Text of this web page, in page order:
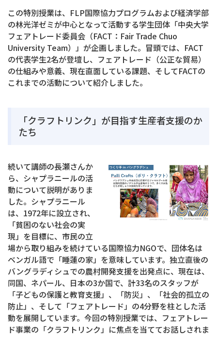
この特別授業は、FLP国際協力プログラムおよび経済学部
の林光洋ゼミが中心となって活動する学生団体「中央大学
フェアトレード委員会（FACT：Fair Trade Chuo
University Team）」が企画しました。冒頭では、FACT
の代表学生2名が登壇し、フェアトレード（公正な貿易）
の仕組みや意義、現在直面している課題、そしてFACTの
これまでの活動について紹介しました。
「クラフトリンク」が目指す生産者支援のか
たち
続いて講師の長瀬さんか
ら、シャプラニールの活
動について説明がありま
した。シャプラニール
は、1972年に設立され、
「貧困のない社会の実
現」を目標に、市民の立
場から取り組みを続けている国際協力NGOで、団体名は
ベンガル語で「睡蓮の家」を意味しています。独立直後の
バングラディシュでの農村開発支援を出発点に、現在は、
同国、ネパール、日本の3か国で、計33名のスタッフが
「子どもの保護と教育支援」、「防災」、「社会的孤立の
防止」、そして「フェアトレード」の4分野を柱とした活
動を展開しています。今回の特別授業では、フェアトレー
ド事業の「クラフトリンク」に焦点を当ててお話しされま